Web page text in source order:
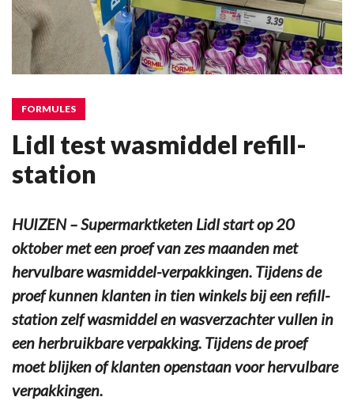
FORMULES
Lidl test wasmiddel refill-
station
HUIZEN – Supermarktketen Lidl start op 20
oktober met een proef van zes maanden met
hervulbare wasmiddel-verpakkingen. Tijdens de
proef kunnen klanten in tien winkels bij een refill-
station zelf wasmiddel en wasverzachter vullen in
een herbruikbare verpakking. Tijdens de proef
moet blijken of klanten openstaan voor hervulbare
verpakkingen.